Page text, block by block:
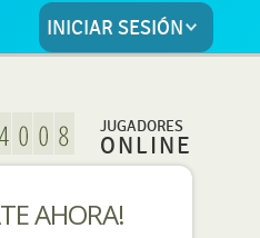
INICIAR SESIÓN
JUGADORES
ONLINE
AHORA!